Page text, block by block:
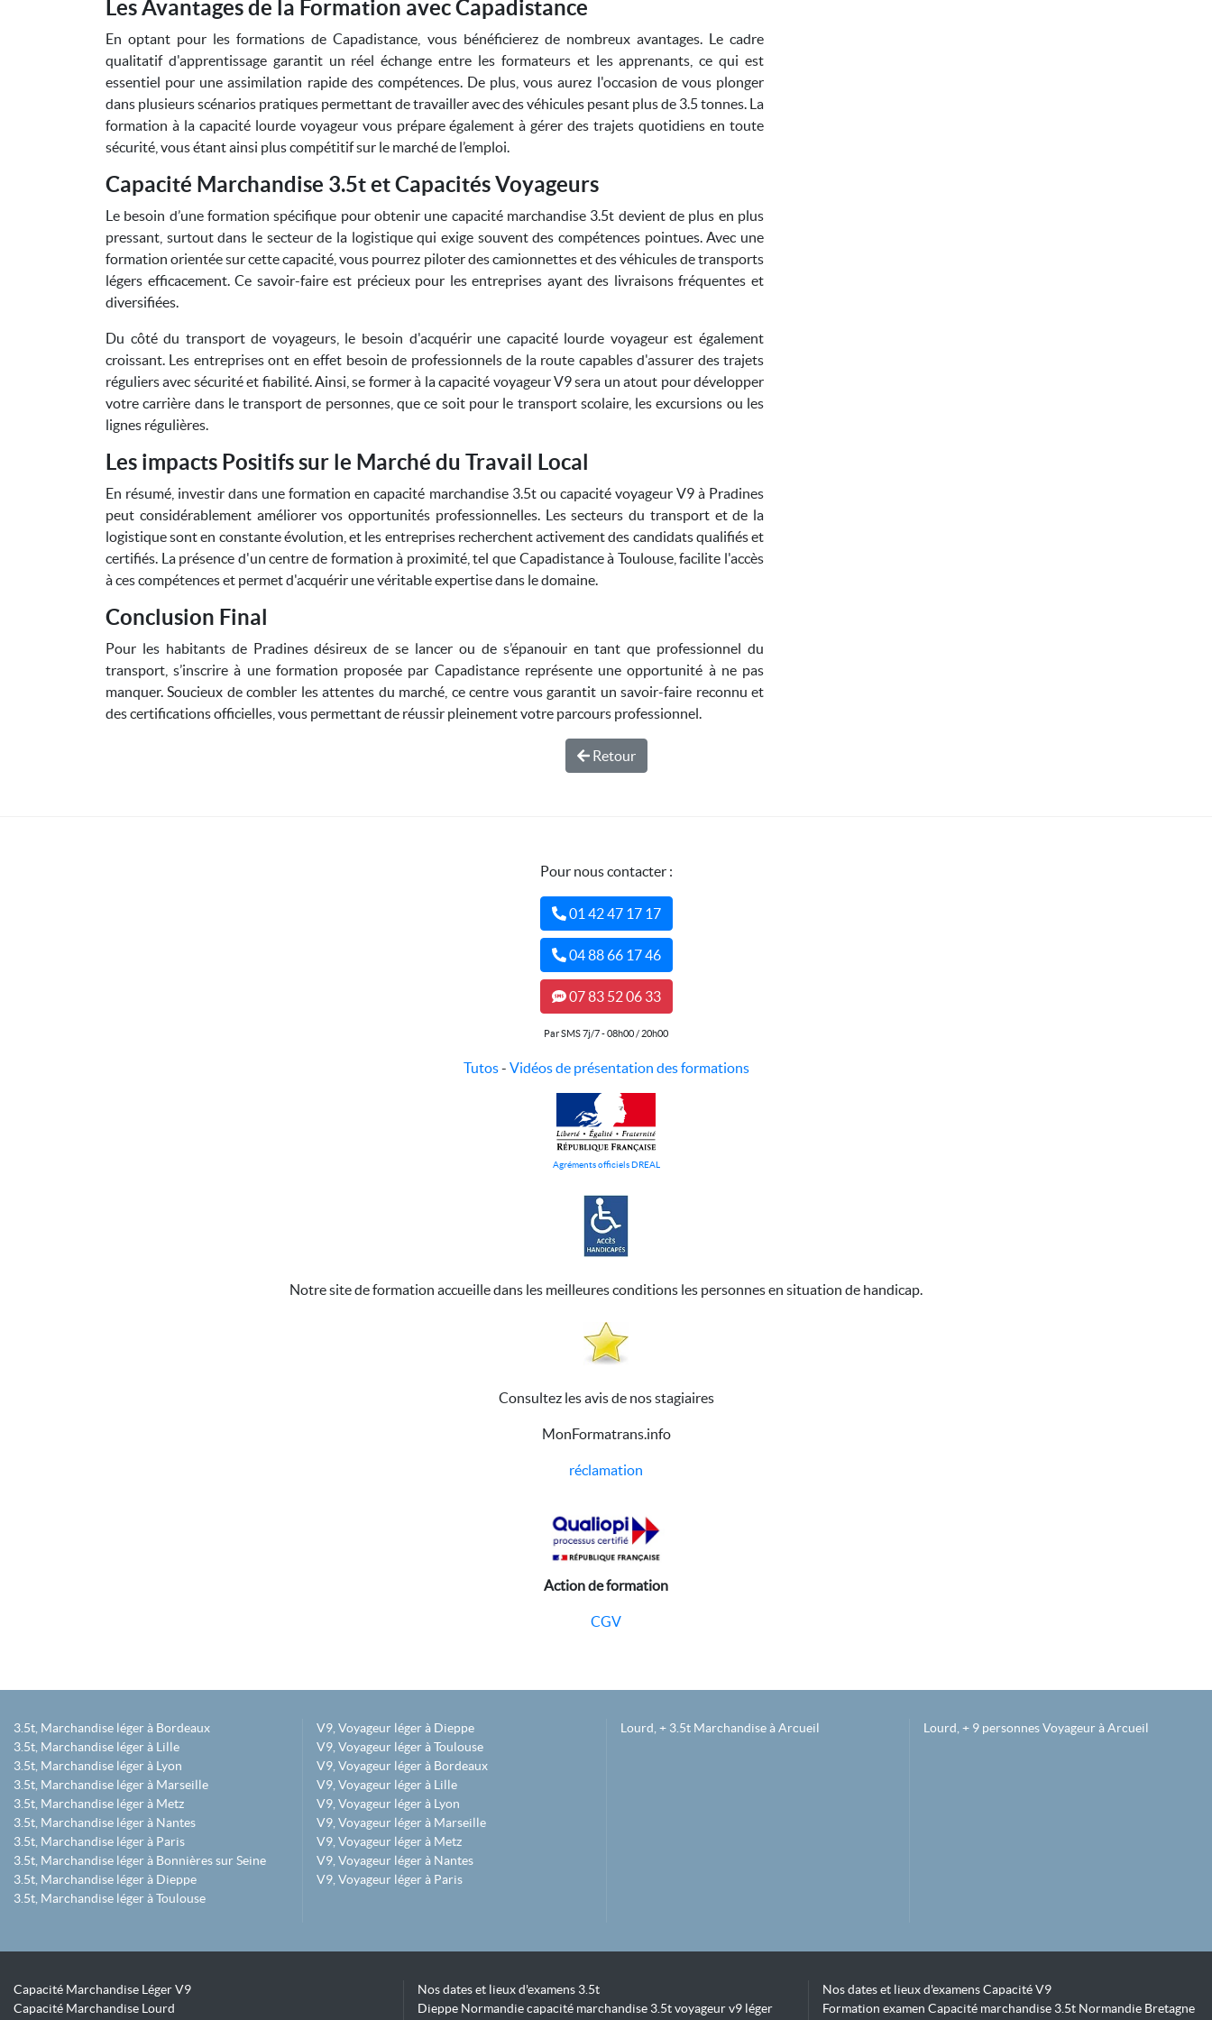
Les Avantages de la Formation avec Capadistance
En optant pour les formations de Capadistance, vous bénéficierez de nombreux avantages. Le cadre
qualitatif d'apprentissage garantit un réel échange entre les formateurs et les apprenants, ce qui est
essentiel pour une assimilation rapide des compétences. De plus, vous aurez l'occasion de vous plonger
dans plusieurs scénarios pratiques permettant de travailler avec des véhicules pesant plus de 3.5 tonnes. La
formation à la capacité lourde voyageur vous prépare également à gérer des trajets quotidiens en toute
sécurité, vous étant ainsi plus compétitif sur le marché de l’emploi.
Capacité Marchandise 3.5t et Capacités Voyageurs
Le besoin d’une formation spécifique pour obtenir une capacité marchandise 3.5t devient de plus en plus
pressant, surtout dans le secteur de la logistique qui exige souvent des compétences pointues. Avec une
formation orientée sur cette capacité, vous pourrez piloter des camionnettes et des véhicules de transports
légers efficacement. Ce savoir-faire est précieux pour les entreprises ayant des livraisons fréquentes et
diversifiées.
Du côté du transport de voyageurs, le besoin d'acquérir une capacité lourde voyageur est également
croissant. Les entreprises ont en effet besoin de professionnels de la route capables d'assurer des trajets
réguliers avec sécurité et fiabilité. Ainsi, se former à la capacité voyageur V9 sera un atout pour développer
votre carrière dans le transport de personnes, que ce soit pour le transport scolaire, les excursions ou les
lignes régulières.
Les impacts Positifs sur le Marché du Travail Local
En résumé, investir dans une formation en capacité marchandise 3.5t ou capacité voyageur V9 à Pradines
peut considérablement améliorer vos opportunités professionnelles. Les secteurs du transport et de la
logistique sont en constante évolution, et les entreprises recherchent activement des candidats qualifiés et
certifiés. La présence d'un centre de formation à proximité, tel que Capadistance à Toulouse, facilite l'accès
à ces compétences et permet d'acquérir une véritable expertise dans le domaine.
Conclusion Final
Pour les habitants de Pradines désireux de se lancer ou de s’épanouir en tant que professionnel du
transport, s’inscrire à une formation proposée par Capadistance représente une opportunité à ne pas
manquer. Soucieux de combler les attentes du marché, ce centre vous garantit un savoir-faire reconnu et
des certifications officielles, vous permettant de réussir pleinement votre parcours professionnel.
Retour
Pour nous contacter :
01 42 47 17 17
04 88 66 17 46
07 83 52 06 33
Par SMS 7j/7 - 08h00 / 20h00
Tutos- Vidéos de présentation des formations
Agréments officiels DREAL
Notre site de formation accueille dans les meilleures conditions les personnes en situation de handicap.
Consultez les avis de nos stagiaires
MonFormatrans.info
réclamation
Action de formation
CGV
3.5t, Marchandise léger à Bordeaux
3.5t, Marchandise léger à Lille
3.5t, Marchandise léger à Lyon
3.5t, Marchandise léger à Marseille
3.5t, Marchandise léger à Metz
3.5t, Marchandise léger à Nantes
3.5t, Marchandise léger à Paris
3.5t, Marchandise léger à Bonnières sur Seine
3.5t, Marchandise léger à Dieppe
3.5t, Marchandise léger à Toulouse
V9, Voyageur léger à Dieppe
V9, Voyageur léger à Toulouse
V9, Voyageur léger à Bordeaux
V9, Voyageur léger à Lille
V9, Voyageur léger à Lyon
V9, Voyageur léger à Marseille
V9, Voyageur léger à Metz
V9, Voyageur léger à Nantes
V9, Voyageur léger à Paris
Lourd, + 3.5t Marchandise à Arcueil Lourd, + 9 personnes Voyageur à Arcueil
Capacité Marchandise Léger V9
Capacité Marchandise Lourd
Nos dates et lieux d'examens 3.5t
Dieppe Normandie capacité marchandise 3.5t voyageur v9 léger
Nos dates et lieux d'examens Capacité V9
Formation examen Capacité marchandise 3.5t Normandie Bretagne